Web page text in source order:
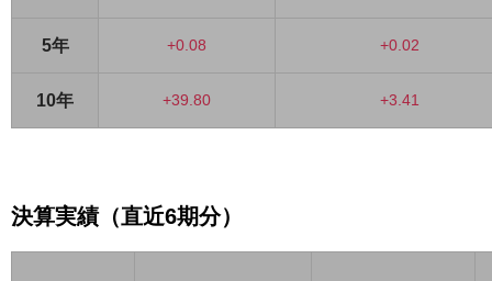
5年 +0.08 +0.02
10年 +39.80 +3.41
決算実績（直近6期分）